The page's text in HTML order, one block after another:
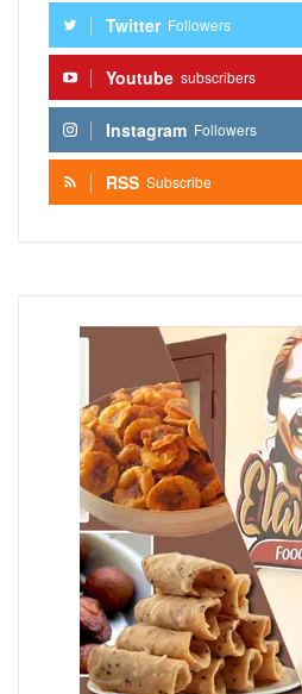
Twitter Followers
Youtube subscribers
Instagram Followers
RSS Subscribe